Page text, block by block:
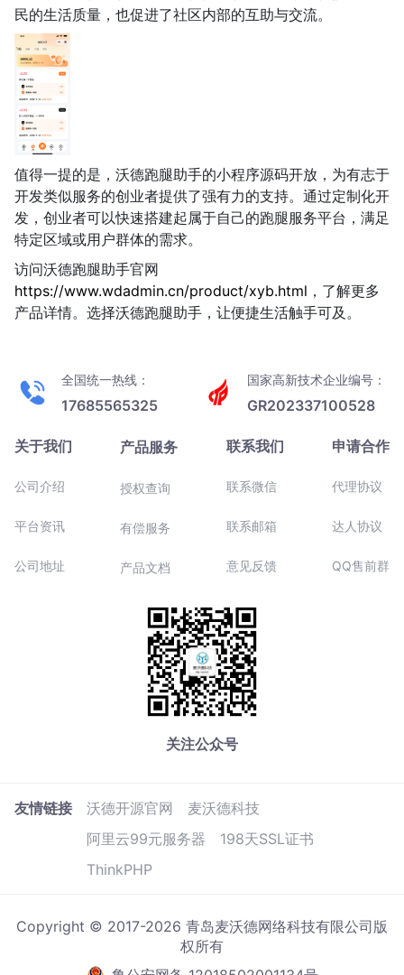
民的生活质量，也促进了社区内部的互助与交流。
值得一提的是，沃德跑腿助手的小程序源码开放，为有志于
开发类似服务的创业者提供了强有力的支持。通过定制化开
发，创业者可以快速搭建起属于自己的跑腿服务平台，满足
特定区域或用户群体的需求。
访问沃德跑腿助手官网
https://www.wdadmin.cn/product/xyb.html ，了解更多
产品详情。选择沃德跑腿助手，让便捷生活触手可及。
全国统一热线：
17685565325
国家高新技术企业编号：
GR202337100528
关于我们
公司介绍
平台资讯
公司地址
产品服务
授权查询
有偿服务
产品文档
联系我们
联系微信
联系邮箱
意见反馈
申请合作
代理协议
达人协议
QQ售前群
关注公众号
友情链接 沃德开源官网
麦沃德科技
阿里云99元服务器
198天SSL证书
ThinkPHP
Copyright © 2017-2026 青岛麦沃德网络科技有限公司版
权所有